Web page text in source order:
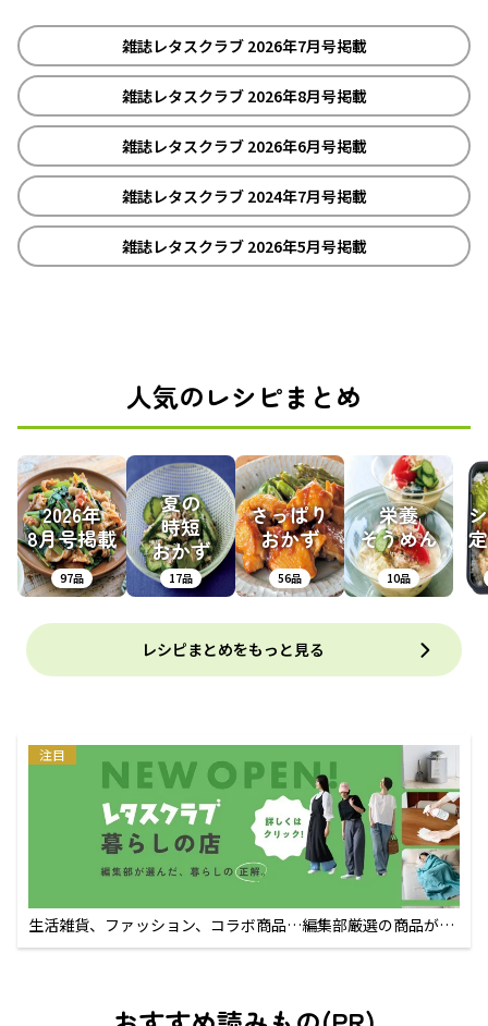
雑誌レタスクラブ 2026年7月号掲載
雑誌レタスクラブ 2026年8月号掲載
雑誌レタスクラブ 2026年6月号掲載
雑誌レタスクラブ 2024年7月号掲載
雑誌レタスクラブ 2026年5月号掲載
人気のレシピまとめ
2026年
8月号掲載
97品
夏の
時短
おかず
17品
さっぱり
おかず
56品
栄養
そうめん
10品
レシピまとめをもっと見る
注目
生活雑貨、ファッション、コラボ商品…編集部厳選の商品が買
えるECサイト